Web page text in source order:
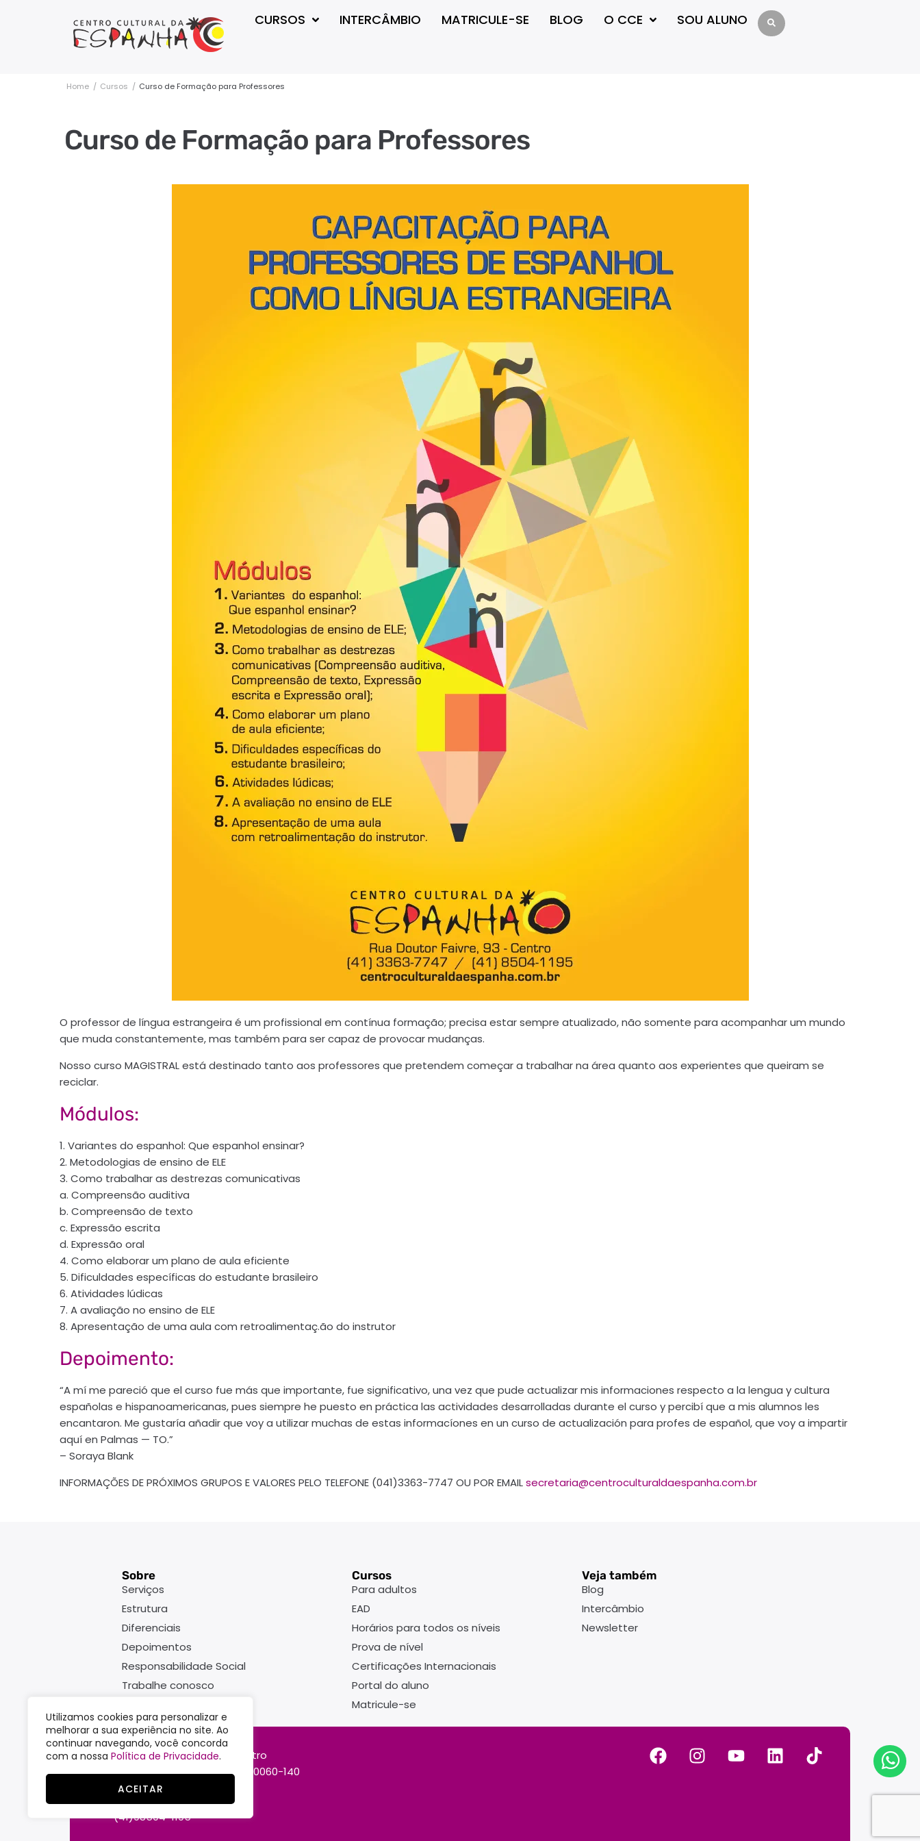
Utilizamos cookies para personalizar e
melhorar a sua experiência no site. Ao
continuar navegando, você concorda
com a nossa Política de Privacidade.
ACEITAR
CURSOS INTERCÂMBIO MATRICULE-SE BLOG O CCE SOU ALUNO
Home / Cursos / Curso de Formação para Professores
Curso de Formação para Professores
O professor de língua estrangeira é um profissional em contínua formação; precisa estar sempre atualizado, não somente para acompanhar um mundo
que muda constantemente, mas também para ser capaz de provocar mudanças.
Nosso curso MAGISTRAL está destinado tanto aos professores que pretendem começar a trabalhar na área quanto aos experientes que queiram se
reciclar.
Módulos:
1. Variantes do espanhol: Que espanhol ensinar?
2. Metodologias de ensino de ELE
3. Como trabalhar as destrezas comunicativas
a. Compreensão auditiva
b. Compreensão de texto
c. Expressão escrita
d. Expressão oral
4. Como elaborar um plano de aula eficiente
5. Dificuldades específicas do estudante brasileiro
6. Atividades lúdicas
7. A avaliação no ensino de ELE
8. Apresentação de uma aula com retroalimentaç.ão do instrutor
Depoimento:
“A mí me pareció que el curso fue más que importante, fue significativo, una vez que pude actualizar mis informaciones respecto a la lengua y cultura
españolas e hispanoamericanas, pues siempre he puesto en práctica las actividades desarrolladas durante el curso y percibí que a mis alumnos les
encantaron. Me gustaría añadir que voy a utilizar muchas de estas informacíones en un curso de actualización para profes de español, que voy a impartir
aquí en Palmas — TO.”
– Soraya Blank
INFORMAÇÕES DE PRÓXIMOS GRUPOS E VALORES PELO TELEFONE (041)3363-7747 OU POR EMAILsecretaria@centroculturaldaespanha.com.br
Sobre
Serviços
Estrutura
Diferenciais
Depoimentos
Responsabilidade Social
Trabalhe conosco
Cursos
Para adultos
EAD
Horários para todos os níveis
Prova de nível
Certificações Internacionais
Portal do aluno
Matricule-se
Veja também
Blog
Intercâmbio
Newsletter
Rua Doutor Faivre, 93 - Centro
Curitiba - PR - Brasil - CEP 80060-140
(41)3363-7747
(41)98504-1195